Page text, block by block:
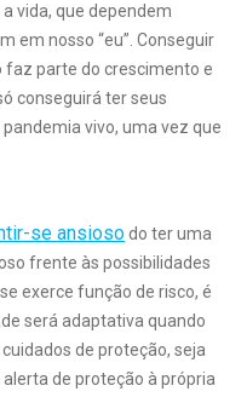
vida, que dependem
em nosso “eu”. Conseguir
parte do crescimento e
conseguirá ter seus
vivo, uma vez que
se ansiosodo ter uma
frente às possibilidades
exerce função de risco, é
será adaptativa quando
de proteção, seja
de proteção à própria